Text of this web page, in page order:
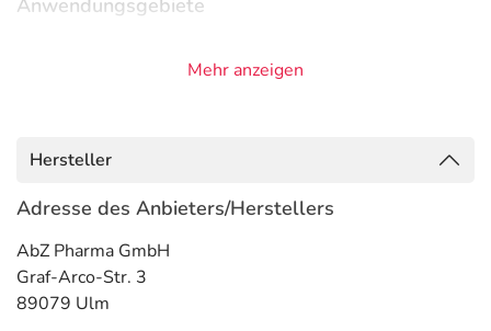
Anwendungsgebiete
- Vorbeugung gegen ein Wiederauftreten einer
- Angststörung, generalisiert
Gegenanzeigen
Was spricht gegen eine Anwendung?
Immer:
Mehr anzeigen
Hersteller
Adresse des Anbieters/Herstellers
AbZ Pharma GmbH
Graf-Arco-Str. 3
89079 Ulm